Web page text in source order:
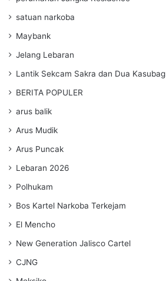
satuan narkoba
Maybank
Jelang Lebaran
Lantik Sekcam Sakra dan Dua Kasubag
BERITA POPULER
arus balik
Arus Mudik
Arus Puncak
Lebaran 2026
Polhukam
Bos Kartel Narkoba Terkejam
El Mencho
New Generation Jalisco Cartel
CJNG